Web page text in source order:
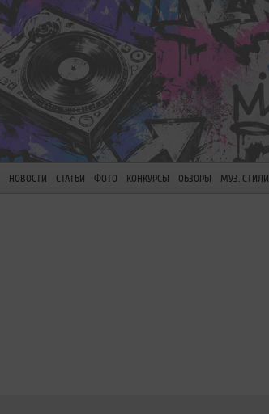
НОВОСТИ СТАТЬИ ФОТО КОНКУРСЫ ОБЗОРЫ МУЗ. СТИЛИ